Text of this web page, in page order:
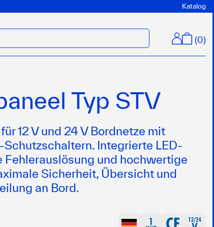
Katalog
(0)
Typ STV
12 V und 24 V Bordnetze mit
Integrierte LED-
Fehlerauslösung und hochwertige
Sicherheit, Übersicht und
an Bord.